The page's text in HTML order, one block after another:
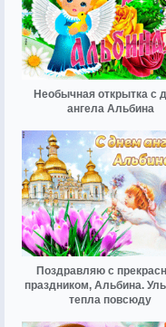
Необычная открытка с
ангела Альбина
Поздравляю с
праздником, Альбина.
тепла повсюду